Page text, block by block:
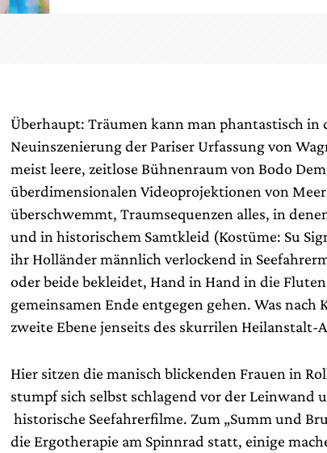
Überhaupt: Träumen kann man phantastisch in
Neuinszenierung der Pariser Urfassung von
meist leere, zeitlose Bühnenraum von Bodo
überdimensionalen Videoprojektionen von
überschwemmt, Traumsequenzen alles, in
und in historischem Samtkleid (Kostüme: Su
ihr Holländer männlich verlockend in
oder beide bekleidet, Hand in Hand in die
gemeinsamen Ende entgegen gehen. Was
zweite Ebene jenseits des skurrilen Heilanstalt-
Hier sitzen die manisch blickenden Frauen in
stumpf sich selbst schlagend vor der Leinwand
historische Seefahrerfilme. Zum „Summ und
die Ergotherapie am Spinnrad statt, einige